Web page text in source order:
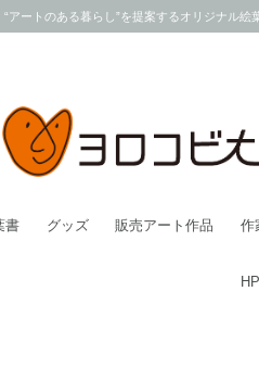
“アートのある暮らし”を提案するオリジナル
書 グッズ 販売アート作品 作
HP